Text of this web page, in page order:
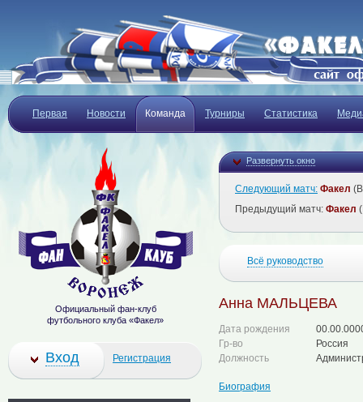
Первая Новости Команда Турниры Статистика
Развернуть окно
Следующий матч: Факел
Предыдущий матч: Факел
Всё руководство
Анна МАЛЬЦЕВА
Дата рождения
Гр-во
Россия
Должность
Биография
Официальный фан-клуб
футбольного клуба «Факел»
Вход Регистрация